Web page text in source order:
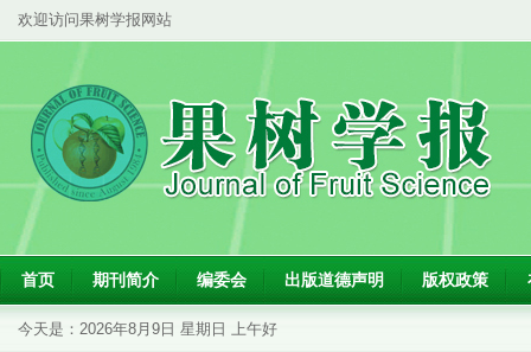
欢迎访问果树学报网站
首页 期刊简介 编委会 出版道德声明 版权政策
今天是： 2026年8月9日 星期日 上午好